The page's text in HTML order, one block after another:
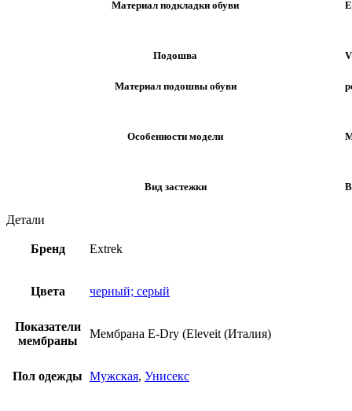
Материал подкладки обуви
Подошва
Материал подошвы обуви
Особенности модели
Вид застежки
Детали
Бренд Extrek
Цвета черный; серый
Показатели
мембраны
Мембрана E-Dry (Eleveit (Италия)
Пол одежды Мужская, Унисекс